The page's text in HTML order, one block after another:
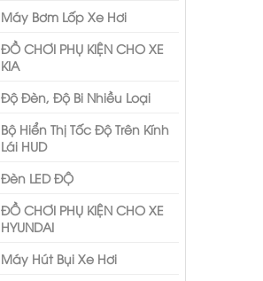
Máy Bơm Lốp Xe Hơi
ĐỒ CHƠI PHỤ KIỆN CHO XE
KIA
Độ Đèn, Độ Bi Nhiều Loại
Bộ Hiển Thị Tốc Độ Trên Kính
Lái HUD
Đèn LED ĐỘ
ĐỒ CHƠI PHỤ KIỆN CHO XE
HYUNDAI
Máy Hút Bụi Xe Hơi